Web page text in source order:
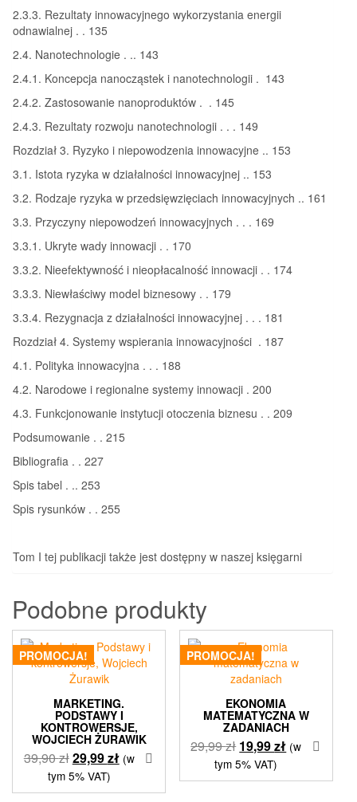
2.3.3. Rezultaty innowacyjnego wykorzystania energii
odnawialnej . . 135
2.4. Nanotechnologie . .. 143
2.4.1. Koncepcja nanocząstek i nanotechnologii . 143
2.4.2. Zastosowanie nanoproduktów . . 145
2.4.3. Rezultaty rozwoju nanotechnologii . . . 149
Rozdział 3. Ryzyko i niepowodzenia innowacyjne .. 153
3.1. Istota ryzyka w działalności innowacyjnej .. 153
3.2. Rodzaje ryzyka w przedsięwzięciach innowacyjnych .. 161
3.3. Przyczyny niepowodzeń innowacyjnych . . . 169
3.3.1. Ukryte wady innowacji . . 170
3.3.2. Nieefektywność i nieopłacalność innowacji . . 174
3.3.3. Niewłaściwy model biznesowy . . 179
3.3.4. Rezygnacja z działalności innowacyjnej . . . 181
Rozdział 4. Systemy wspierania innowacyjności . 187
4.1. Polityka innowacyjna . . . 188
4.2. Narodowe i regionalne systemy innowacji . 200
4.3. Funkcjonowanie instytucji otoczenia biznesu . . 209
Podsumowanie . . 215
Bibliografia . . 227
Spis tabel . .. 253
Spis rysunków . . 255
Tom I tej publikacji także jest dostępny w naszej księgarni
Podobne produkty
PROMOCJA!
MARKETING.
PODSTAWY I
KONTROWERSJE,
WOJCIECH ŻURAWIK
39,90złPierwotna
cena
wynosiła:
29,99złAktualna
wynosi:
(w
tym 5% VAT)
PROMOCJA!
EKONOMIA
MATEMATYCZNA W
ZADANIACH
29,99zł Pierwotna
cena
wynosiła:
19,99złAktualna
wynosi:
(w
tym 5% VAT)